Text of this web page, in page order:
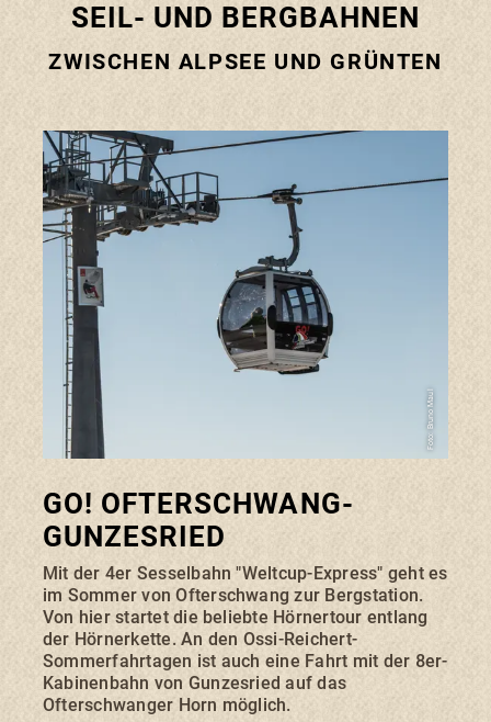
SEIL- UND BERGBAHNEN
ZWISCHEN ALPSEE UND GRÜNTEN
Foto: Bruno Maul
GO! OFTERSCHWANG-
GUNZESRIED
Mit der 4er Sesselbahn "Weltcup-Express" geht es
im Sommer von Ofterschwang zur Bergstation.
Von hier startet die beliebte Hörnertour entlang
der Hörnerkette. An den Ossi-Reichert-
Sommerfahrtagen ist auch eine Fahrt mit der 8er-
Kabinenbahn von Gunzesried auf das
Ofterschwanger Horn möglich.